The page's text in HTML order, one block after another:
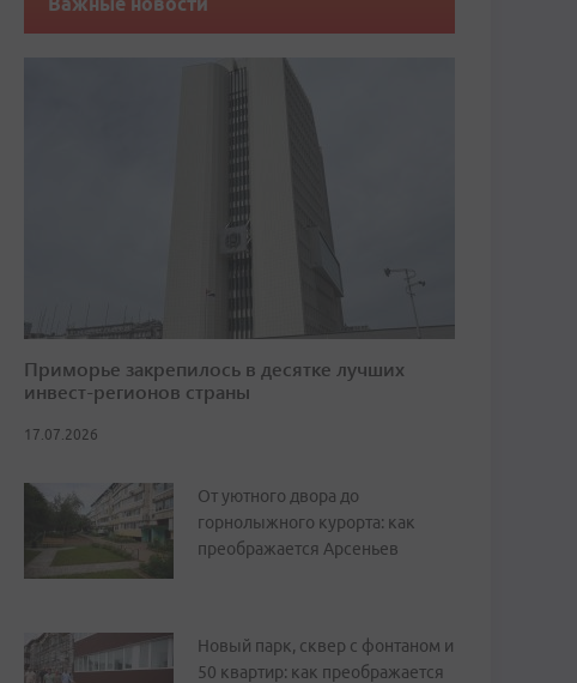
Приморье закрепилось в десятке лучших
инвест-регионов страны
17.07.2026
От уютного двора до
горнолыжного курорта: как
преображается Арсеньев
Новый парк, сквер с фонтаном и
50 квартир: как преображается